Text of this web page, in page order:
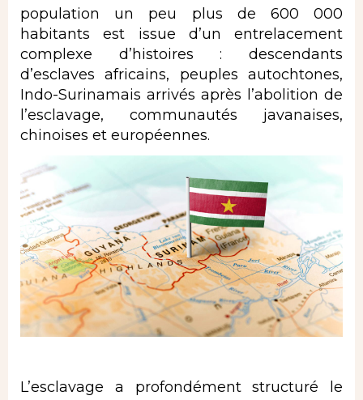
population un peu plus de 600 000
habitants est issue d’un entrelacement
complexe d’histoires : descendants
d’esclaves africains, peuples autochtones,
Indo-Surinamais arrivés après l’abolition de
l’esclavage, communautés javanaises,
chinoises et européennes.
L’esclavage a profondément structuré le